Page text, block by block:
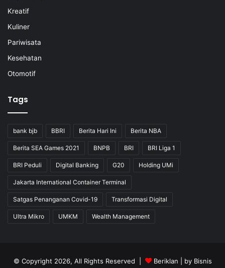
Kreatif
Kuliner
Pariwisata
Kesehatan
Otomotif
Tags
bank bjb BBRI Berita Hari Ini Berita NBA
Berita SEA Games 2021 BNPB BRI BRI Liga 1
BRI Peduli Digital Banking G20 Holding UMi
Jakarta International Container Terminal
Satgas Penanganan Covid-19 Transformasi Digital
Ultra Mikro UMKM Wealth Management
© Copyright 2026, All Rights Reserved | Beriklan | by Bisnis